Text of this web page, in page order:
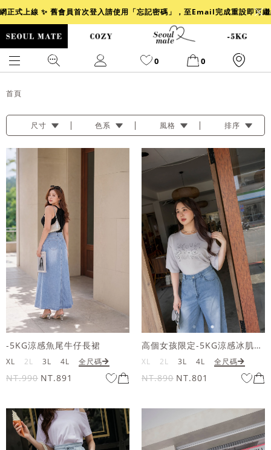
正式上線 ✨ 舊會員首次登入請使用「忘記密碼」，至Email完成重設即可
0 0
爆乳 洋裝 舒芙蕾
透膚
首頁
尺寸 色系 風格 排序
-5KG涼感魚尾牛仔長裙
XL 2L 3L 4L 全尺碼
NT.990 NT.891
高個女孩限定-5KG涼感冰肌牛仔寬褲
XL 2L 3L 4L 全尺碼
NT.890 NT.801